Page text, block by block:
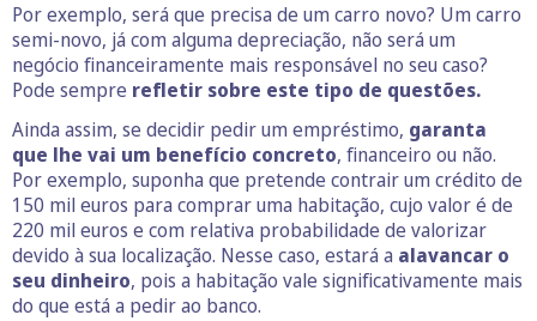
Por exemplo, será que precisa de um carro novo? Um carro
semi-novo, já com alguma depreciação, não será um
negócio financeiramente mais responsável no seu caso?
Pode sempre refletir sobre este tipo de questões.
Ainda assim, se decidir pedir um empréstimo, garanta
que lhe vai um benefício concreto, financeiro ou não.
Por exemplo, suponha que pretende contrair um crédito de
150 mil euros para comprar uma habitação, cujo valor é de
220 mil euros e com relativa probabilidade de valorizar
devido à sua localização. Nesse caso, estará a alavancar o
seu dinheiro, pois a habitação vale significativamente mais
do que está a pedir ao banco.